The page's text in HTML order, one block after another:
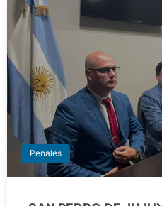
Penales